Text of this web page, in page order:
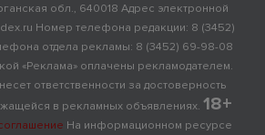
обл., 640018 Адрес электронной
Номер телефона редакции: 8 (3452)
отдела рекламы: 8 (3452) 69-98-08
«Реклама» оплачены рекламодателем.
ответственности за достоверность
в рекламных объявлениях. 18+
На информационном ресурсе